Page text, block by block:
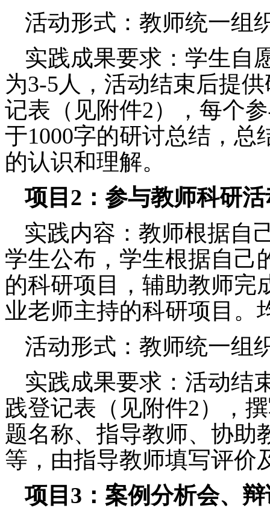
活动形式：教师统一组
实践成果要求：学生自
为3-5人， 活动结束后提
记表（见附件2），每个
于1000字的研讨总结，总
的认识和理解。
项目 2 ： 参与教师科研
实践内容 ：教师根据自
学生公布，学生根据自己
的科研项目，辅助教师完
业老师主持的科研项目。
活动形式：教师统一组
实践成果要求： 活动结
践登记表（见附件2），
题名称、指导教师、协助
等，由指导教师填写评价
项目 3 ： 案例分析会、